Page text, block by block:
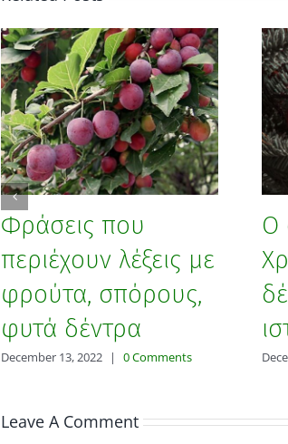
Φράσεις που
περιέχουν λέξεις με
φρούτα, σπόρους,
φυτά δέντρα
December 13, 2022 | 0 Comments
Ο
Leave A Comment